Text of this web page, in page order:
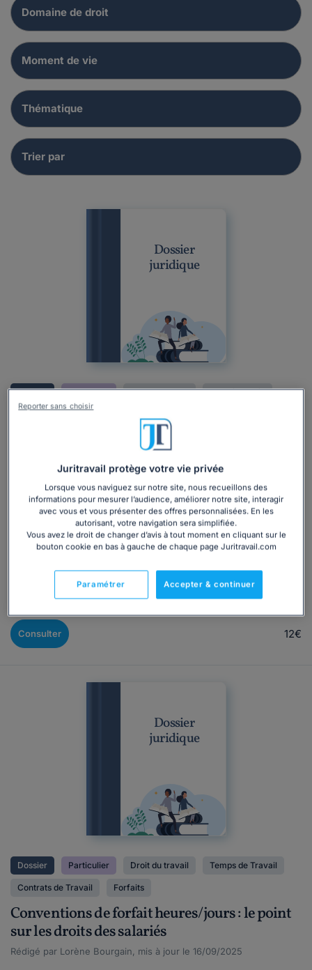
Dossier
juridique
Dossier Particulier Droit du travail Congés payés
Calcul des congés payés : les droits du salarié
Congés payés : connaissez-vous réellement vos droits ?
Vous faites confiance au décompte de votre employeur…
mais savez-vous réellement comment sont calculés vos
congés payés ? 25 jours ouvrés ou 30 jours ouvrables ?
Continuez-vous à en acquérir pendant un arrêt maladie ?
Pouvez-vous reporter des congés si vous tombez malade
pendant vos vacances ? Le droit aux congés payés...
Consulter 12€
Dossier
juridique
Dossier Particulier Droit du travail Temps de Travail
Contrats de Travail Forfaits
Conventions de forfait heures/jours : le point
sur les droits des salariés
Rédigé par Lorène Bourgain, mis à jour le 16/09/2025
Juritravail protège votre vie privée
Lorsque vous naviguez sur notre site, nous recueillons des
informations pour mesurer l’audience, améliorer notre site, interagir
avec vous et vous présenter des offres personnalisées. En les
autorisant, votre navigation sera simplifiée.
Vous avez le droit de changer d’avis à tout moment en cliquant sur le
bouton cookie en bas à gauche de chaque page Juritravail.com
Accepter & continuer
Paramétrer
Reporter sans choisir